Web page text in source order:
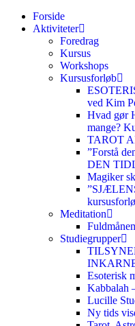
Forside
Aktiviteter
Foredrag
Kursus
Workshops
Kursusforløb
ved Kim
Hvad gør
mange?
TAROT
”Forstå
DEN
Magiker
Meditation
Studiegrupper
Esoterisk
Kabbalah
Lucille
Ny tids